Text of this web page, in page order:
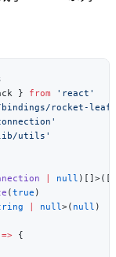
} from
null
(true
null>( null
=>